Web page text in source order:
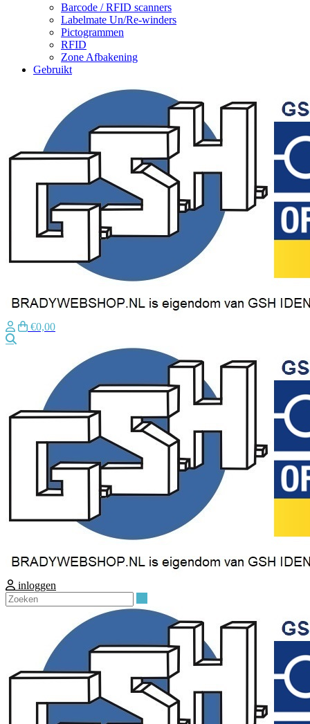
Barcode / RFID scanners
Labelmate Un/Re-winders
Pictogrammen
RFID
Zone Afbakening
Gebruikt
€0,00
inloggen